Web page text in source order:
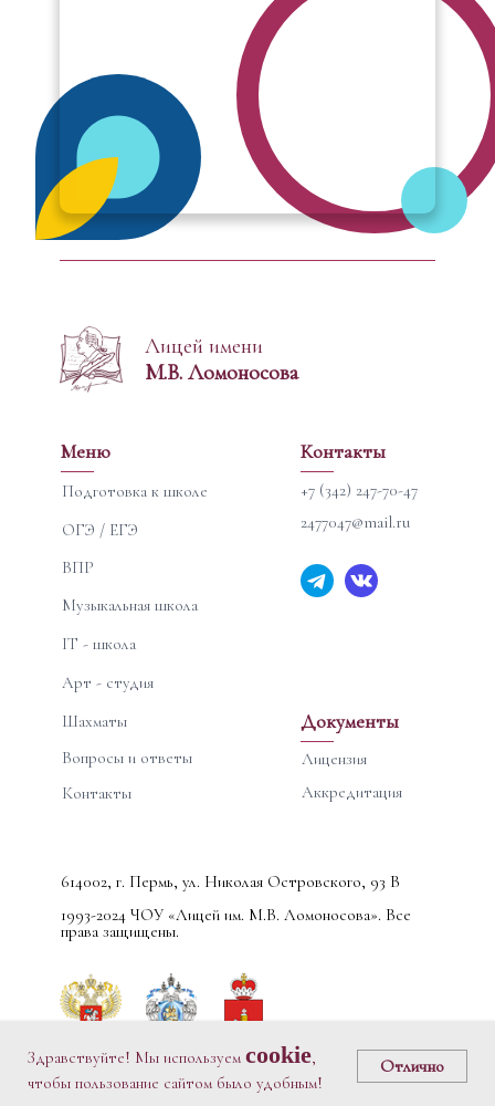
Здравствуйте! Мы используем cookie,
чтобы пользование сайтом было удобным!
Отлично
Меню Контакты
Документы
Лицей имени
М.В. Ломоносова
Подготовка к школе
ОГЭ / ЕГЭ
ВПР
Музыкальная школа
Вопросы и ответы
+7 (342) 247-70-47
2477047@mail.ru
Лицензия
Аккредитация
614002, г. Пермь, ул. Николая Островского, 93 В
1993-2024 ЧОУ «Лицей им. М.В. Ломоносова». Все
права защищены.
IT - школа
Арт - студия
Шахматы
Контакты